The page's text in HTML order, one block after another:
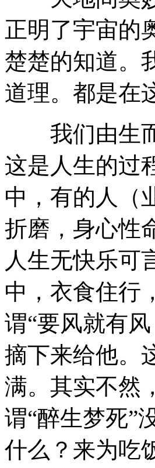
正明了宇宙的
楚楚的知道。
道理。都是在
我们由生而
这是人生的过
中，有的人（
折磨，身心性
人生无快乐可
中，衣食住行
谓“要风就有
摘下来给他。
满。其实不然
谓“醉生梦死”
什么？来为吃